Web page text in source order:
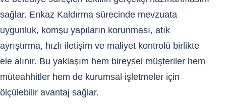
sağlar. Enkaz Kaldırma sürecinde mevzuata
uygunluk, komşu yapıların korunması, atık
ayrıştırma, hızlı iletişim ve maliyet kontrolü birlikte
ele alınır. Bu yaklaşım hem bireysel müşteriler hem
müteahhitler hem de kurumsal işletmeler için
ölçülebilir avantaj sağlar.